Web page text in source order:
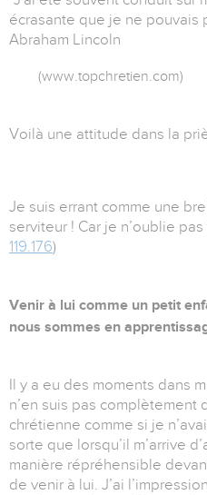
écrasante que je ne pouvais
Abraham Lincoln
(www.topchretien.com)
Voilà une attitude dans la
Je suis errant comme une
serviteur ! Car je n’oublie
119.176)
Venir à lui comme un petit
nous sommes en
Il y a eu des moments dans
n’en suis pas complètement
chrétienne comme si je
sorte que lorsqu’il m’arrive
manière répréhensible
de venir à lui. J’ai